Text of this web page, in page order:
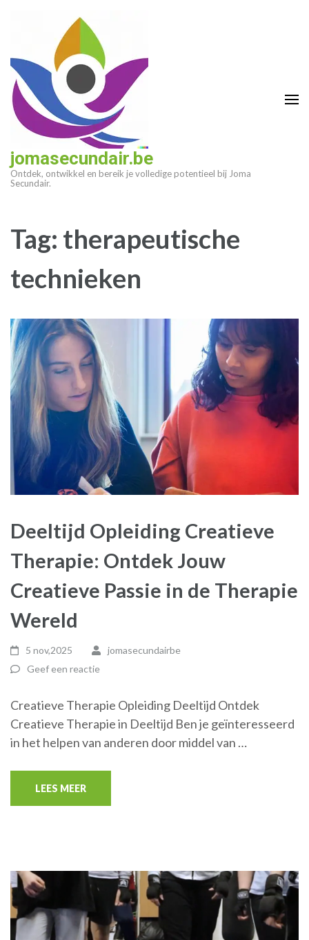
(druk
enter)
jomasecundair.be
Ontdek, ontwikkel en bereik je volledige potentieel bij Joma
Secundair.
Tag: therapeutische
technieken
Deeltijd Opleiding Creatieve
Therapie: Ontdek Jouw
Creatieve Passie in de Therapie
Wereld
5 nov,2025
jomasecundairbe
Geef een reactie
Creatieve Therapie Opleiding Deeltijd Ontdek
Creatieve Therapie in Deeltijd Ben je geïnteresseerd
in het helpen van anderen door middel van …
LEES MEER